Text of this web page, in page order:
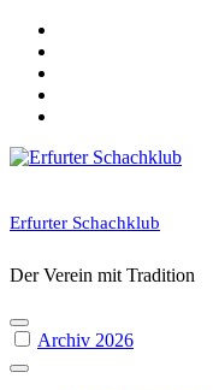
Skip
content
Erfurter Schachklub
Der Verein mit Tradition
Archiv 2026